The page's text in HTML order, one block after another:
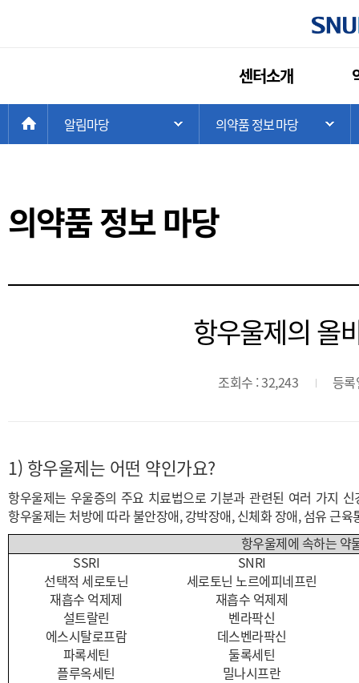
센터소개
HOME
알림마당 주 메뉴 목록 열기
의약품 정보 마당
의약품 정보 마당
항우울제의 올
조회수 : 32,243 등
1) 항우울제는 어떤 약인가요?
항우울제는 우울증의 주요 치료법으로 기분과 관련된 여러 가지
항우울제는 처방에 따라 불안장애, 강박장애, 신체화 장애, 섬유 근
항우울제에 속하는 약
SSRI
선택적 세로토닌
재흡수 억제제
SNRI
세로토닌 노르에피네프린
재흡수 억제제
설트랄린
에스시탈로프람
파록세틴
플루옥세틴
벤라팍신
데스벤라팍신
둘록세틴
밀나시프란